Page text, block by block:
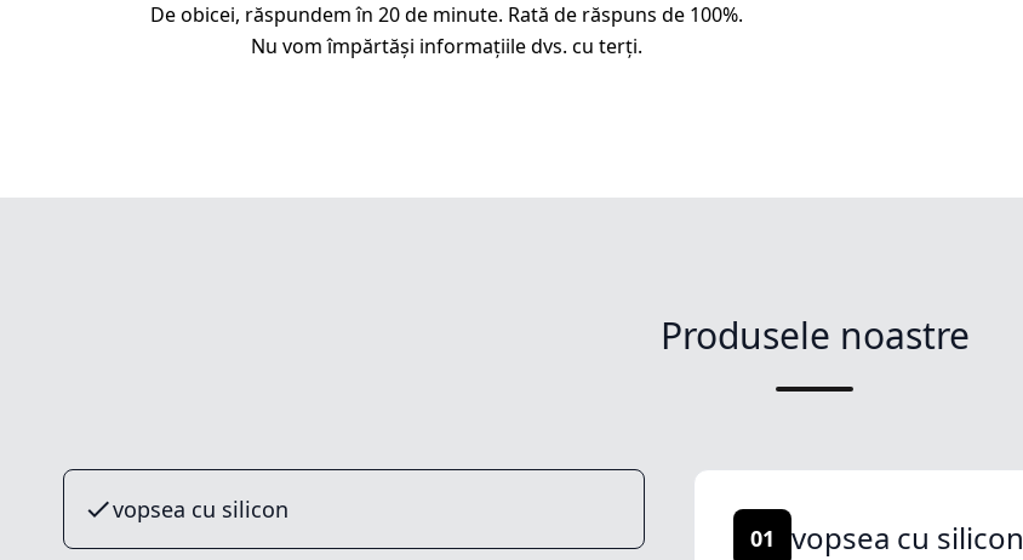
De obicei, răspundem în 20 de minute. Rată de răspuns de 100%.
Nu vom împărtăși informațiile dvs. cu terți.
Produsele noastre
vopsea cu silicon
01 vopsea cu silicon